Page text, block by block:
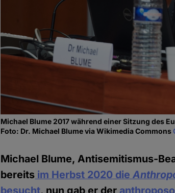
Michael Blume 2017 während einer Sitzung des
Foto: Dr. Michael Blume via Wikimedia Commons
Michael Blume, Antisemitismus-
bereits im Herbst 2020 die